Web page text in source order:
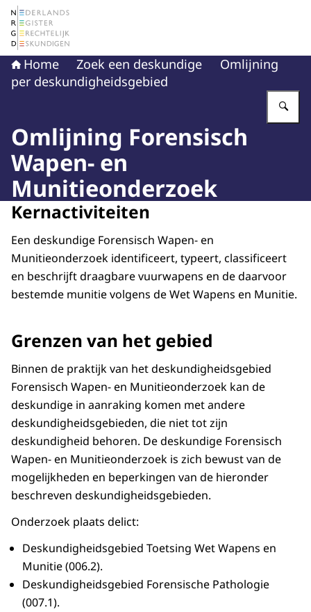
Naar de homepage van Nederlands Register
Home Zoek een deskundige
Omlijning
per deskundigheidsgebied
Omlijning Forensisch
Wapen- en
Munitieonderzoek
Kernactiviteiten
Een deskundige Forensisch Wapen- en
Munitieonderzoek identificeert, typeert, classificeert
en beschrijft draagbare vuurwapens en de daarvoor
bestemde munitie volgens de Wet Wapens en Munitie.
Grenzen van het gebied
Binnen de praktijk van het deskundigheidsgebied
Forensisch Wapen- en Munitieonderzoek kan de
deskundige in aanraking komen met andere
deskundigheidsgebieden, die niet tot zijn
deskundigheid behoren. De deskundige Forensisch
Wapen- en Munitieonderzoek is zich bewust van de
mogelijkheden en beperkingen van de hieronder
beschreven deskundigheidsgebieden.
Onderzoek plaats delict:
Deskundigheidsgebied Toetsing Wet Wapens en
Munitie (006.2).
Deskundigheidsgebied Forensische Pathologie
(007.1).